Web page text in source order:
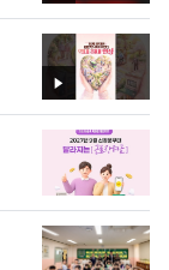
상
영
상